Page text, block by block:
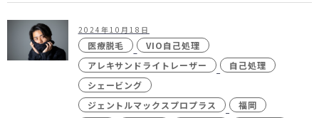
2024年10月18日
医療脱毛
VIO自己処理
アレキサンドライトレーザー
自己処理
シェービング
ジェントルマックスプロプラス
福岡